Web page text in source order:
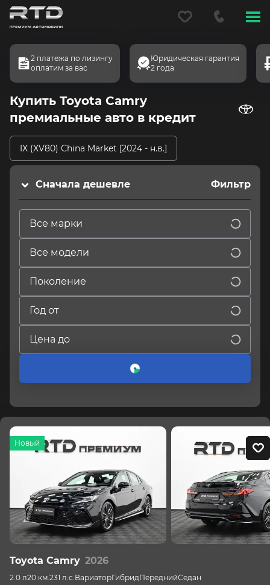
2 платежа по лизингу
оплатим за вас
Юридическая гарантия
2 года
Купить Toyota Camry
премиальные авто в кредит
IX (XV80) China Market [2024 - н.в.]
Фильтр
Сначала дешевле
Все марки
Все модели
Поколение
Год от
Цена до
Toyota Camry 2026
2.0 л20 км.231 л.с.ВариаторГибридПереднийСедан
Новый